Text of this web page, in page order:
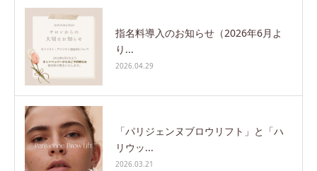
指名料導入のお知らせ（2026年6月よ
り...
2026.04.29
「パリジェンヌブロウリフト」と「ハ
リウッ...
2026.03.21